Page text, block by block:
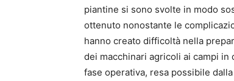
piantine si sono svolte in modo
ottenuto nonostante le
hanno creato difficoltà nella
dei macchinari agricoli ai campi
fase operativa, resa possibile